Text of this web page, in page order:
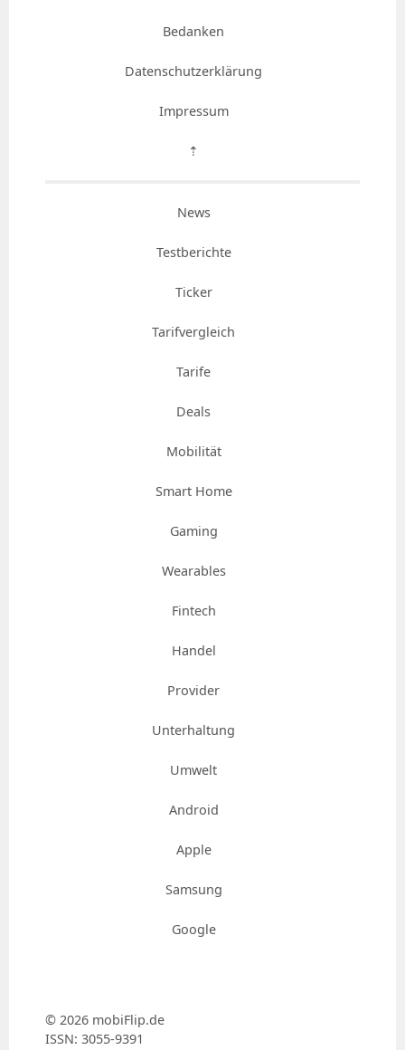
Bedanken
Datenschutzerklärung
Impressum
⇡
News
Testberichte
Ticker
Tarifvergleich
Tarife
Deals
Mobilität
Smart Home
Gaming
Wearables
Fintech
Handel
Provider
Unterhaltung
Umwelt
Android
Apple
Samsung
Google
© 2026 mobiFlip.de
ISSN: 3055-9391